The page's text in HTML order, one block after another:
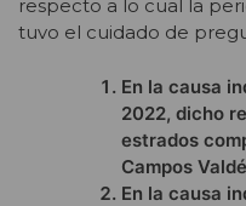
respecto a lo cual la
tuvo el cuidado de
En la causa
2022, dicho
estrados
Campos
En la causa